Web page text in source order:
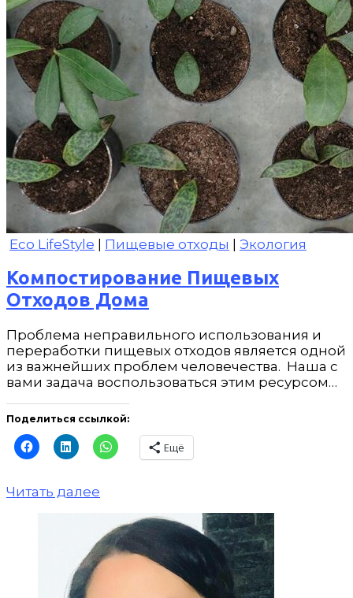
Eco LifeStyle | Пищевые отходы | Экология
Компостирование Пищевых
Отходов Дома
Проблема неправильного использования и
переработки пищевых отходов является одной
из важнейших проблем человечества. Наша с
вами задача воспользоваться этим ресурсом…
Поделиться ссылкой:
Ещё
Читать далее